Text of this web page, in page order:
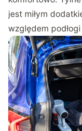
jest miłym
względem